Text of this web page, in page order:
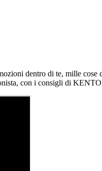
dentro di te, mille
con i consigli di